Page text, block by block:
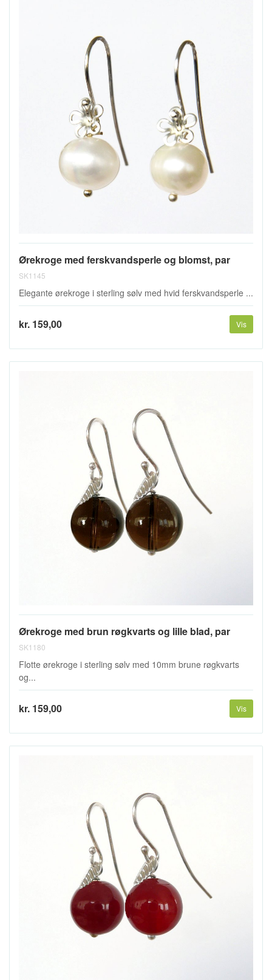
Ørekroge med ferskvandsperle og blomst, par
SK1145
Elegante ørekroge i sterling sølv med hvid ferskvandsperle ...
kr. 159,00 Vis
Ørekroge med brun røgkvarts og lille blad, par
SK1180
Flotte ørekroge i sterling sølv med 10mm brune røgkvarts
og...
kr. 159,00 Vis